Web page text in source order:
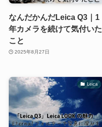
なんだかんだLeica Q3｜1
年カメラを続けて気付いた
こと
2025年8月27日
Leica